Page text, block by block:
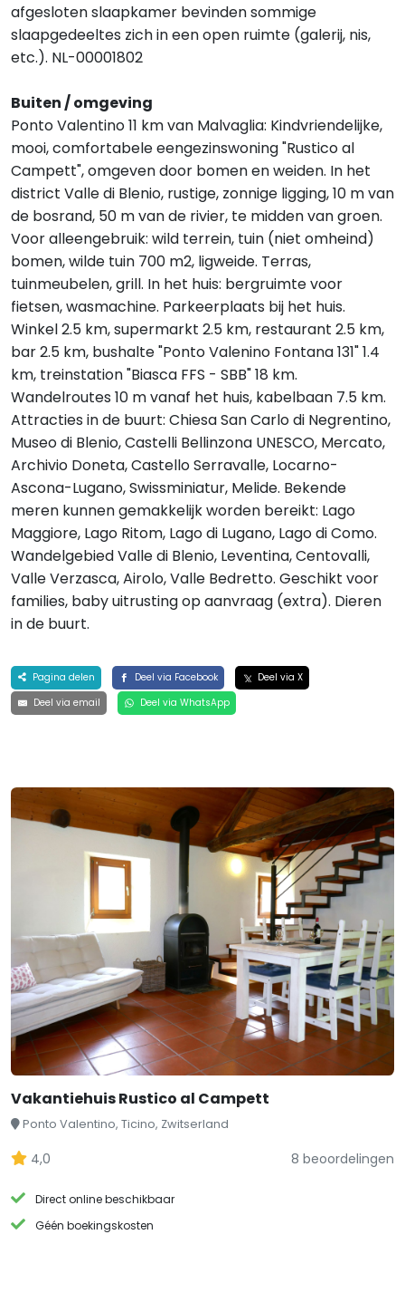
afgesloten slaapkamer bevinden sommige
slaapgedeeltes zich in een open ruimte (galerij, nis,
etc.). NL-00001802
Buiten / omgeving
Ponto Valentino 11 km van Malvaglia: Kindvriendelijke,
mooi, comfortabele eengezinswoning "Rustico al
Campett", omgeven door bomen en weiden. In het
district Valle di Blenio, rustige, zonnige ligging, 10 m van
de bosrand, 50 m van de rivier, te midden van groen.
Voor alleengebruik: wild terrein, tuin (niet omheind)
bomen, wilde tuin 700 m2, ligweide. Terras,
tuinmeubelen, grill. In het huis: bergruimte voor
fietsen, wasmachine. Parkeerplaats bij het huis.
Winkel 2.5 km, supermarkt 2.5 km, restaurant 2.5 km,
bar 2.5 km, bushalte "Ponto Valenino Fontana 131" 1.4
km, treinstation "Biasca FFS - SBB" 18 km.
Wandelroutes 10 m vanaf het huis, kabelbaan 7.5 km.
Attracties in de buurt: Chiesa San Carlo di Negrentino,
Museo di Blenio, Castelli Bellinzona UNESCO, Mercato,
Archivio Doneta, Castello Serravalle, Locarno-
Ascona-Lugano, Swissminiatur, Melide. Bekende
meren kunnen gemakkelijk worden bereikt: Lago
Maggiore, Lago Ritom, Lago di Lugano, Lago di Como.
Wandelgebied Valle di Blenio, Leventina, Centovalli,
Valle Verzasca, Airolo, Valle Bedretto. Geschikt voor
families, baby uitrusting op aanvraag (extra). Dieren
in de buurt.
Pagina delen Deel via Facebook
Deel via X
Deel via email
Deel via WhatsApp
Vakantiehuis Rustico al Campett
Ponto Valentino, Ticino, Zwitserland
4,0 8 beoordelingen
Direct online beschikbaar
Géén boekingskosten